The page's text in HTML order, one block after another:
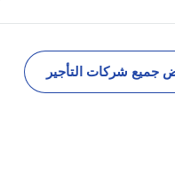
جميع شركات التأجير